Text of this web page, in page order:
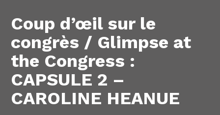
Coup d’œil sur le
congrès / Glimpse at
the Congress :
CAPSULE 2 –
CAROLINE HEANUE